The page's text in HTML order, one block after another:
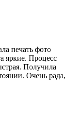
печать фото
яркие. Процесс
Получила
Очень рада,